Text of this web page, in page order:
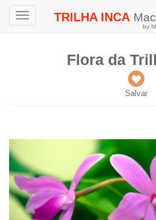
Toggle
TRILHA INCA
by
Flora da
Salvar